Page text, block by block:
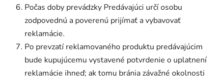
Počas doby prevádzky Predávajúci určí osobu
zodpovednú a poverenú prijímať a vybavovať
reklamácie.
Po prevzatí reklamovaného produktu predávajúcim
bude kupujúcemu vystavené potvrdenie o uplatnení
reklamácie ihneď; ak tomu bránia závažné okolnosti